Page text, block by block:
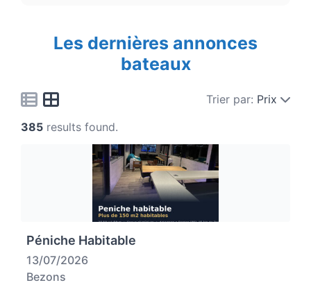
Les dernières annonces
bateaux
Trier par: Prix
385 results found.
Péniche Habitable
13/07/2026
Bezons